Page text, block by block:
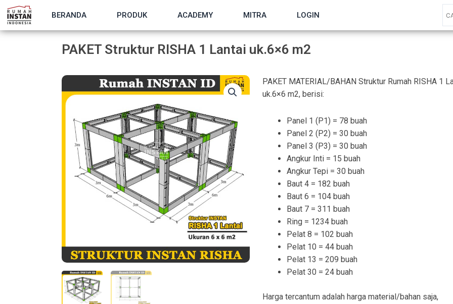
BERANDA PRODUK ACADEMY MITRA LOGIN
PAKET Struktur RISHA 1 Lantai uk.6×6 m2
PAKET MATERIAL/BAHAN Struktur Rumah RISHA 1
uk.6×6 m2, berisi:
Panel 1 (P1) = 78 buah
Panel 2 (P2) = 30 buah
Panel 3 (P3) = 30 buah
Angkur Inti = 15 buah
Angkur Tepi = 30 buah
Baut 4 = 182 buah
Baut 6 = 104 buah
Baut 7 = 311 buah
Ring = 1234 buah
Pelat 8 = 102 buah
Pelat 10 = 44 buah
Pelat 13 = 209 buah
Pelat 30 = 24 buah
Harga tercantum adalah harga material/bahan saja,